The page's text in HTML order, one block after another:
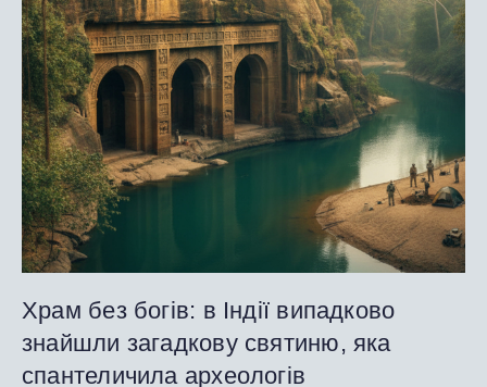
Храм без богів: в Індії випадково
знайшли загадкову святиню, яка
спантеличила археологів